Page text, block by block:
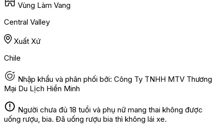
Vùng Làm Vang
Central Valley
Xuất Xứ
Chile
Nhập khẩu và phân phối bởi: Công Ty TNHH MTV Thương
Mại Du Lịch Hiền Minh
Người chưa đủ 18 tuổi và phụ nữ mang thai không được
uống rượu, bia. Đã uống rượu bia thì không lái xe.